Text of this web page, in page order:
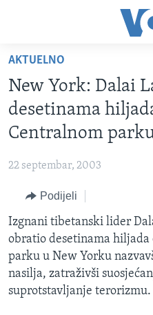
glavni
sadržaj
Pređi
na
glavnu
Idi
pretragu
TV PROGRAM
VIDEO
FOTOGRAFIJE DANA
SJEDINJENE AMERIČKE
BOSNA I HERCEGOVINA
SVIJET
NAUKA I TEHNOLOGIJA
SPECIJALNI PROJEKTI
KORUPCIJA
SLOBODA MEDIJA
ŽENSKA STRANA
IZBJEGLIČKA STRANA
AKTUELNO
New York: Dalai
desetinama
Centralnom
22 septembar, 2003
Podijeli
Izgnani tibetanski lider
obratio desetinama
parku u New Yorku
nasilja, zatraživši
suprotstavljanje terorizmu.